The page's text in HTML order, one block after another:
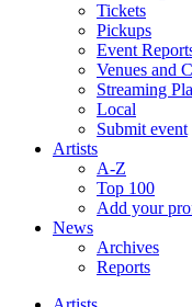
Tickets
Pickups
Event
Venues and
Streaming
Local
Submit event
Artists
A-Z
Top 100
Add your
News
Archives
Reports